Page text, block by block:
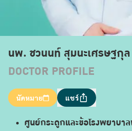
นพ. ชวนนท์ สุมนะเศรษฐกุล
DOCTOR PROFILE
นัดหมาย แชร์
ศูนย์กระดูกและข้อโรงพยาบาล